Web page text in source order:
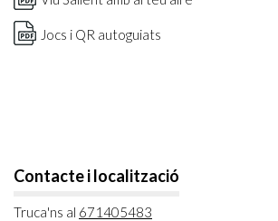
Jocs i QR autoguiats
Contacte i localització
Truca'ns al 671405483